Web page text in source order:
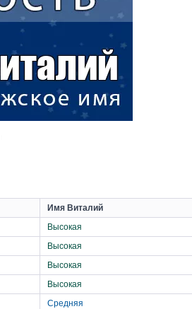
Имя Виталий
Высокая
Высокая
Высокая
Высокая
Средняя